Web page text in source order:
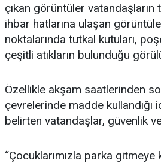
çıkan görüntüler
ihbar hatlarına ulaşan
noktalarında tutkal kutuları,
çeşitli atıkların bulunduğu
Özellikle akşam saatlerinden
çevrelerinde madde
belirten vatandaşlar, güvenlik
“Çocuklarımızla parka gitmeye